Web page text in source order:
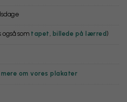
også som tapet billede på lærred)
om vores plakater